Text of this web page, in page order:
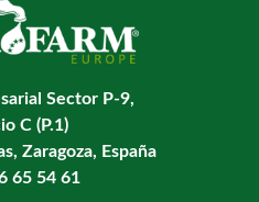
Sector P-9,
C (P.1)
Zaragoza, España
65 54 61